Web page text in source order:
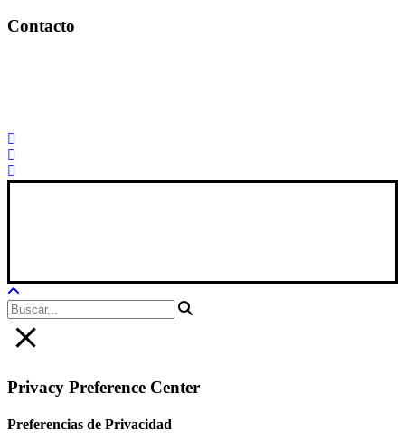
Contacto
Privacy Preference Center
Preferencias de Privacidad